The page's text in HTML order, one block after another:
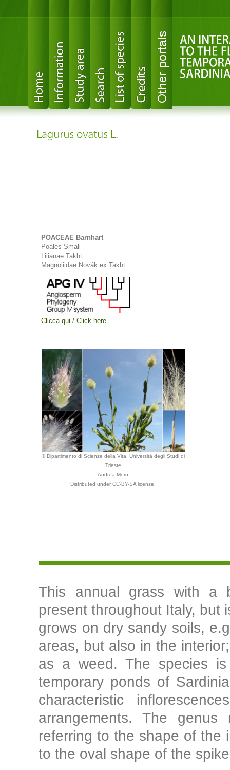
POACEAE Barnhart
Poales Small
Lilianae Takht.
Magnoliidae Novák ex Takht.
Clicca qui / Click here
© Dipartimento di Scienze della Vita, Università degli Studi di
Trieste
Andrea Moro
Distributed under CC-BY-SA license.
This annual grass with a
present throughout Italy, but
grows on dry sandy soils,
areas, but also in the
as a weed. The species
temporary ponds of
characteristic
arrangements. The
referring to the shape of the
to the oval shape of the